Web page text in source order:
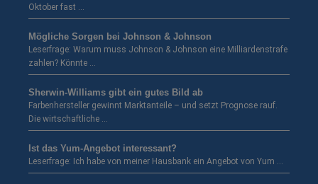
Oktober fast …
Mögliche Sorgen bei Johnson & Johnson
Leserfrage: Warum muss Johnson & Johnson eine Milliardenstrafe
zahlen? Könnte …
Sherwin-Williams gibt ein gutes Bild ab
Farbenhersteller gewinnt Marktanteile – und setzt Prognose rauf.
Die wirtschaftliche …
Ist das Yum-Angebot interessant?
Leserfrage: Ich habe von meiner Hausbank ein Angebot von Yum …